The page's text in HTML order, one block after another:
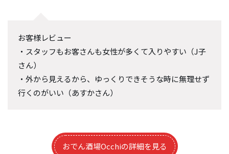
お客様レビュー
・スタッフもお客さんも女性が多くて入りやすい（J子
さん）
・外から見えるから、ゆっくりできそうな時に無理せず
行くのがいい（あすかさん）
おでん酒場Occhiの詳細を見る